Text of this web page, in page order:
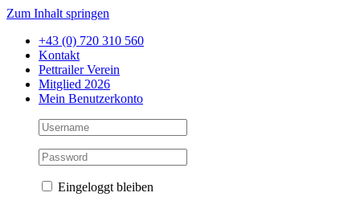
Zum Inhalt springen
+43 (0) 720 310 560
Kontakt
Pettrailer Verein
Mitglied 2026
Mein Benutzerkonto
Eingeloggt bleiben